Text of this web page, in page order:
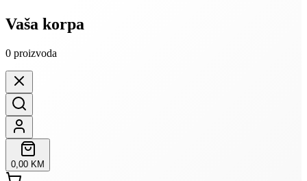
Vaša korpa
0 proizvoda
0,00 KM